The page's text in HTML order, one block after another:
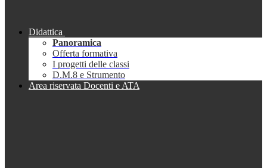
Didattica
Panoramica
Offerta formativa
I progetti delle classi
D.M.8 e Strumento
Area riservata Docenti e ATA